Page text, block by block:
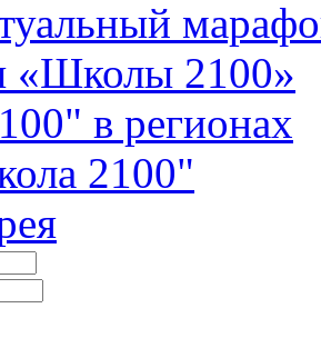
«Школы 2100»
в регионах
2100"